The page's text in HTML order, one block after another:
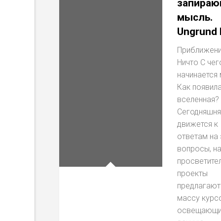
мысль.
Ungrund
Ничто С
начинается
Как
вселенная?
движется к
ответам на
вопросы,
проекты
предлагают
массу